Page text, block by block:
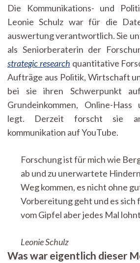
Die Kommunikations- und
Leonie Schulz war für die
auswertung verantwortlich. Sie
als Seniorberaterin der
strategic research quantitative
Aufträge aus Politik, Wirtschaft
bei sie ihren Schwerpunkt auf
Grundeinkommen, Online-Hass
legt. Derzeit forscht sie an
kommunikation auf YouTube.
Forschung ist für mich wie
ab und zu unerwartete
Weg kommen, es nicht ohne
Vorbereitung geht und es sich
vom Gipfel aber jedes Mal
Leonie Schulz
Was war eigentlich dieser